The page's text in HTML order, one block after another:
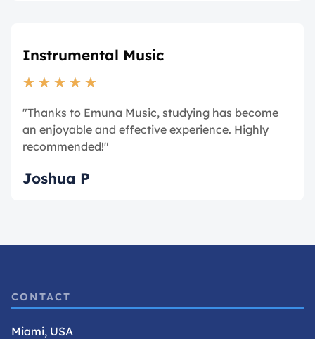
Instrumental Music
★ ★ ★ ★ ★
"Thanks to Emuna Music, studying has become
an enjoyable and effective experience. Highly
recommended!"
Joshua P
CONTACT
Miami, USA